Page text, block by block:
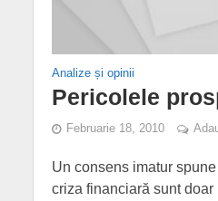
Analize și opinii
Pericolele
Februarie 18, 2010
Un consens imatur
criza financiară sunt